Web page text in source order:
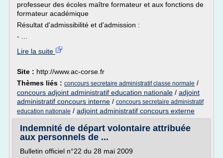
professeur des écoles maître formateur et aux fonctions de
formateur académique
Résultat d'admissibilité et d'admission :
- ...
Lire la suite
Site : http://www.ac-corse.fr
Thèmes liés : concours secretaire administratif classe normale /
concours adjoint administratif education nationale / adjoint
administratif concours interne / concours secretaire administratif
education nationale / adjoint administratif concours externe
Indemnité de départ volontaire attribuée
aux personnels de ...
Bulletin officiel n°22 du 28 mai 2009